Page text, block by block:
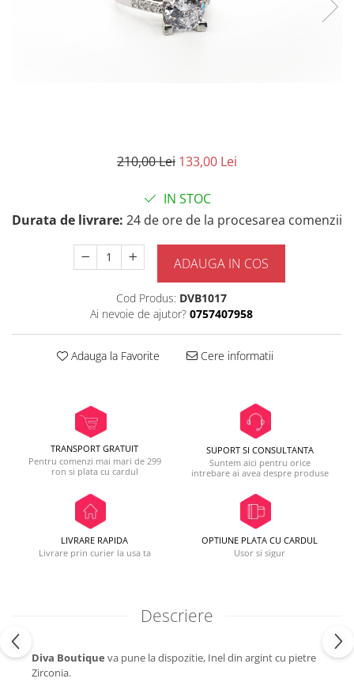
210,00 Lei 133,00 Lei
IN STOC
Durata de livrare: 24 de ore de la procesarea comenzii
ADAUGA IN COS
Cod Produs: DVB1017
Ai nevoie de ajutor? 0757407958
Adauga la Favorite Cere informatii
TRANSPORT GRATUIT
Pentru comenzi mai mari de 299
ron si plata cu cardul
SUPORT SI CONSULTANTA
Suntem aici pentru orice
intrebare ai avea despre produse
LIVRARE RAPIDA
Livrare prin curier la usa ta
OPTIUNE PLATA CU CARDUL
Usor si sigur
Descriere
Diva Boutique va pune la dispozitie, Inel din argint cu pietre
Zirconia.